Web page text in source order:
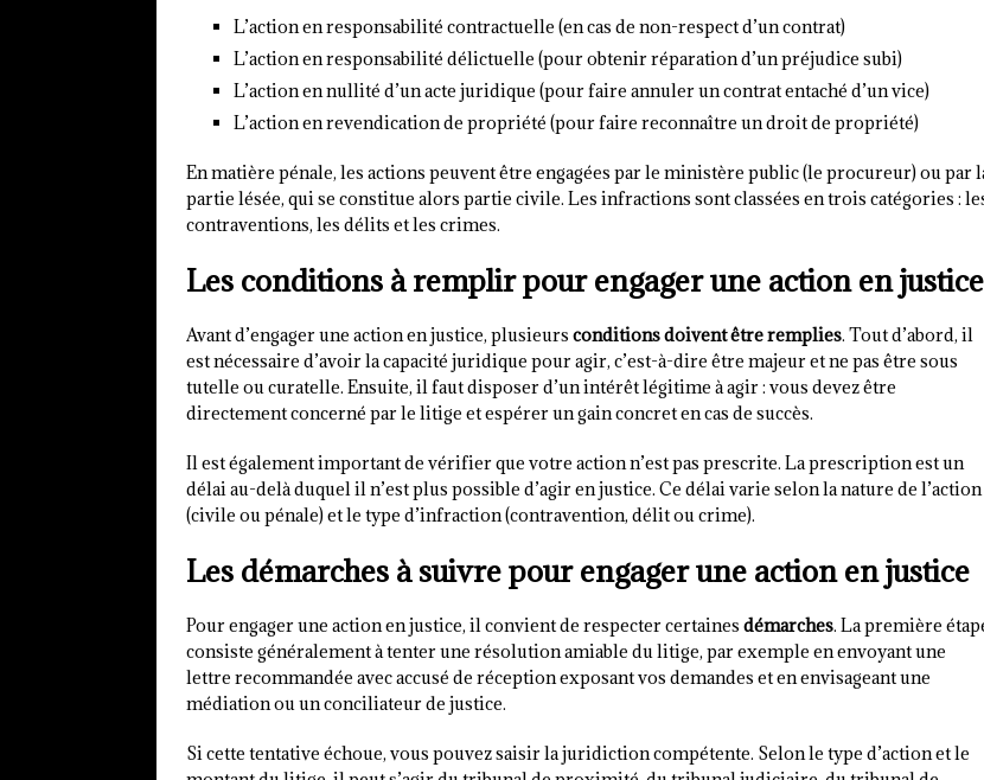
L’action en responsabilité contractuelle (en cas de non-respect d’un contrat)
L’action en responsabilité délictuelle (pour obtenir réparation d’un préjudice subi)
L’action en nullité d’un acte juridique (pour faire annuler un contrat entaché d’un vice)
L’action en revendication de propriété (pour faire reconnaître un droit de propriété)
En matière pénale, les actions peuvent être engagées par le ministère public (le procureur) ou par
partie lésée, qui se constitue alors partie civile. Les infractions sont classées en trois catégories :
contraventions, les délits et les crimes.
Les conditions à remplir pour engager une action en justice
Avant d’engager une action en justice, plusieurs conditions doivent être remplies. Tout d’abord, il
est nécessaire d’avoir la capacité juridique pour agir, c’est-à-dire être majeur et ne pas être sous
tutelle ou curatelle. Ensuite, il faut disposer d’un intérêt légitime à agir : vous devez être
directement concerné par le litige et espérer un gain concret en cas de succès.
Il est également important de vérifier que votre action n’est pas prescrite. La prescription est un
délai au-delà duquel il n’est plus possible d’agir en justice. Ce délai varie selon la nature de l’action
(civile ou pénale) et le type d’infraction (contravention, délit ou crime).
Les démarches à suivre pour engager une action en justice
Pour engager une action en justice, il convient de respecter certaines démarches. La première
consiste généralement à tenter une résolution amiable du litige, par exemple en envoyant une
lettre recommandée avec accusé de réception exposant vos demandes et en envisageant une
médiation ou un conciliateur de justice.
Si cette tentative échoue, vous pouvez saisir la juridiction compétente. Selon le type d’action et le